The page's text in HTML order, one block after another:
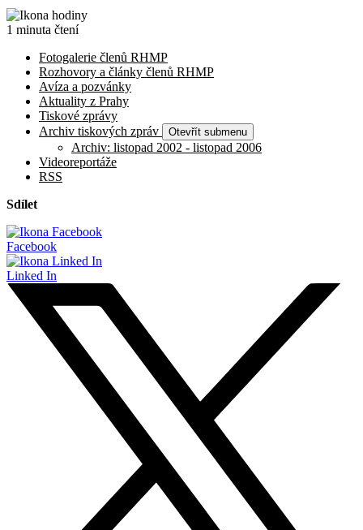
1 minuta čtení
Fotogalerie členů RHMP
Rozhovory a články členů RHMP
Avíza a pozvánky
Aktuality z Prahy
Tiskové zprávy
Archiv tiskových zpráv
Otevřít submenu
Archiv: listopad 2002 - listopad 2006
Videoreportáže
RSS
Sdílet
Facebook
Linked In